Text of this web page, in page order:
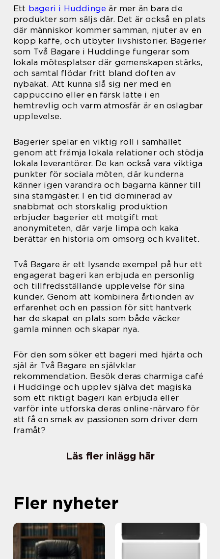
Ett bageri i Huddinge är mer än bara de
produkter som säljs där. Det är också en plats
där människor kommer samman, njuter av en
kopp kaffe, och utbyter livshistorier. Bagerier
som Två Bagare i Huddinge fungerar som
lokala mötesplatser där gemenskapen stärks,
och samtal flödar fritt bland doften av
nybakat. Att kunna slå sig ner med en
cappuccino eller en färsk latte i en
hemtrevlig och varm atmosfär är en oslagbar
upplevelse.
Bagerier spelar en viktig roll i samhället
genom att främja lokala relationer och stödja
lokala leverantörer. De kan också vara viktiga
punkter för sociala möten, där kunderna
känner igen varandra och bagarna känner till
sina stamgäster. I en tid dominerad av
snabbmat och storskalig produktion
erbjuder bagerier ett motgift mot
anonymiteten, där varje limpa och kaka
berättar en historia om omsorg och kvalitet.
Två Bagare är ett lysande exempel på hur ett
engagerat bageri kan erbjuda en personlig
och tillfredsställande upplevelse för sina
kunder. Genom att kombinera årtionden av
erfarenhet och en passion för sitt hantverk
har de skapat en plats som både väcker
gamla minnen och skapar nya.
För den som söker ett bageri med hjärta och
själ är Två Bagare en självklar
rekommendation. Besök deras charmiga café
i Huddinge och upplev själva det magiska
som ett riktigt bageri kan erbjuda eller
varför inte utforska deras online-närvaro för
att få en smak av passionen som driver dem
framåt?
Läs fler inlägg här
Fler nyheter